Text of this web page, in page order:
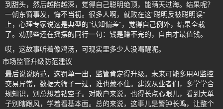
到甜头，然后越陷越深，觉得自己聪明绝顶，能瞒天过海。结果呢？
一朝东窗事发，悔不当初。很多人啊，就败在这“聪明反被聪明误”
上，心理专家说这是典型的“认知偏差”，觉得自己例外，结果全栽
了。劝那些还在摇摆的同行一句：钱是赚不完的，自由才最值钱。
哎，这故事听着像鸡汤，可现实里多少人没喝醒呢。
市场监管升级防范建议
最后说说防范，这罚单一出，监管肯定得升级。未来可能多用AI监控
交易异常，数据大筛子一过，谁也藏不住。建议从业者们，多学学合
规知识，别总想着钻空子。对散户来说，也得长点心眼儿，看到大单
子别瞎跟风，学着看基本面。总的来说，这事儿是警钟长鸣，让整个